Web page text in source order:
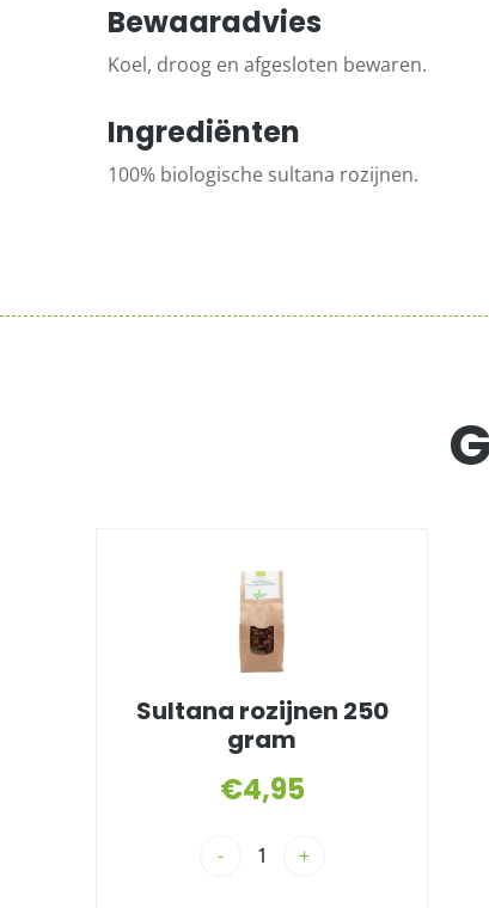
Bewaaradvies
Koel, droog en afgesloten bewaren.
Ingrediënten
100% biologische sultana rozijnen.
Sultana rozijnen 250
gram
€4,95
- +